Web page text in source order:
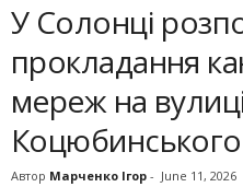
У Солонці
прокладання
мереж на
Коцюбинського
Автор Марченко Ігор - June 11, 2026